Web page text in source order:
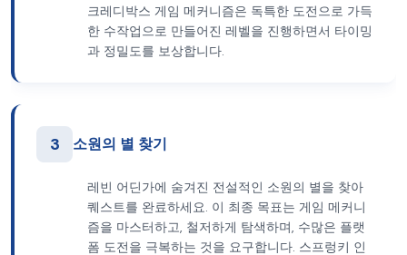
크레디박스 게임 메커니즘은 독특한 도전으로 가득
한 수작업으로 만들어진 레벨을 진행하면서 타이밍
과 정밀도를 보상합니다.
3 소원의 별 찾기
레빈 어딘가에 숨겨진 전설적인 소원의 별을 찾아
퀘스트를 완료하세요. 이 최종 목표는 게임 메커니
즘을 마스터하고, 철저하게 탐색하며, 수많은 플랫
폼 도전을 극복하는 것을 요구합니다. 스프렁키 인